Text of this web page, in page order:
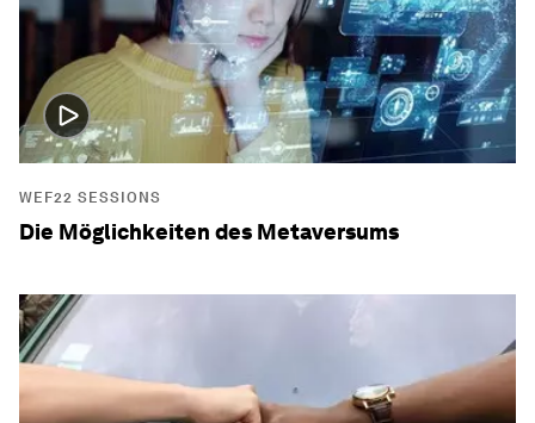
WEF22 SESSIONS
Die Möglichkeiten des Metaversums